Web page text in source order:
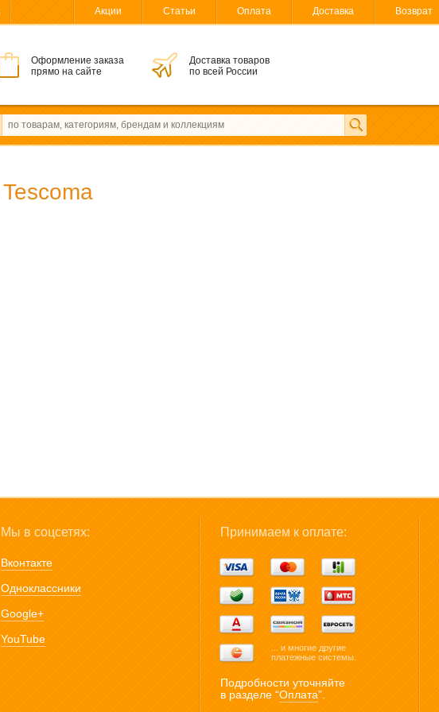
Акции Статьи Оплата Доставка Возврат
Оформление заказа
прямо на сайте
Доставка товаров
по всей России
Tescoma
Мы в соцсетях:
Вконтакте
Одноклассники
Google+
YouTube
Принимаем к оплате:
... и многие другие
платежные системы.
Подробности уточняйте
в разделе “Оплата”.